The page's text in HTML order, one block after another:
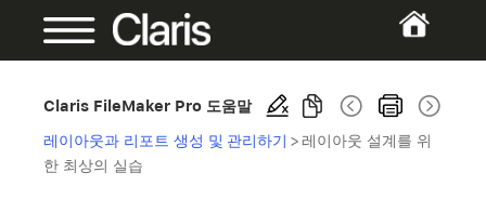
Claris FileMaker Pro 도움말
레이아웃과 리포트 생성 및 관리하기 >레이아웃 설계를 위
한 최상의 실습